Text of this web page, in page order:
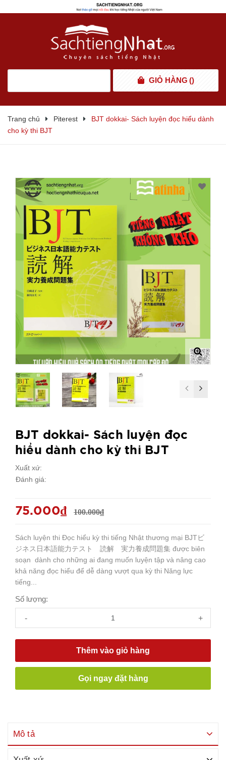
GIỎ HÀNG ()
Trang chủ Piterest
BJT dokkai- Sách luyện đọc hiểu dành
cho kỳ thi BJT
BJT dokkai- Sách luyện đọc
hiểu dành cho kỳ thi BJT
Xuất xứ:
Đánh giá:
75.000₫ 100.000₫
Sách luyện thi Đọc hiểu kỳ thi tiếng Nhật thương mại BJTビ
ジネス日本語能力テスト 読解 実力養成問題集 được biên
soạn dành cho những ai đang muốn luyện tập và nâng cao
khả năng đọc hiểu để dễ dàng vượt qua kỳ thi Năng lực
tiếng...
Số lượng:
- +
Thêm vào giỏ hàng
Gọi ngay đặt hàng
Mô tả